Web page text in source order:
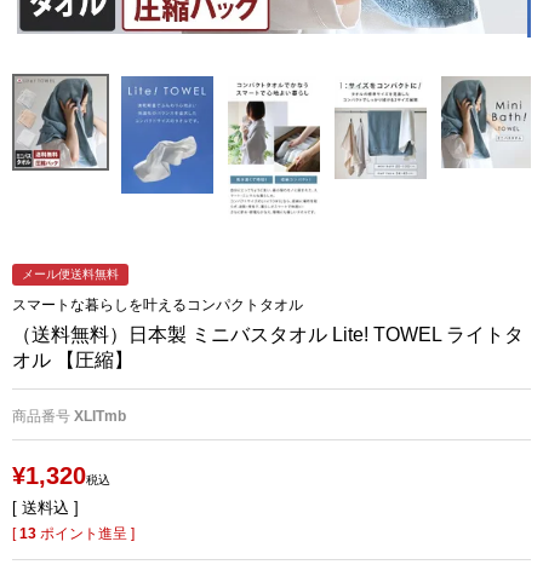
メール便送料無料
スマートな暮らしを叶えるコンパクトタオル
（送料無料）日本製 ミニバスタオル Lite! TOWEL ライトタ
オル 【圧縮】
商品番号 XLITmb
¥1,320税込
送料込
[13 ポイント進呈 ]